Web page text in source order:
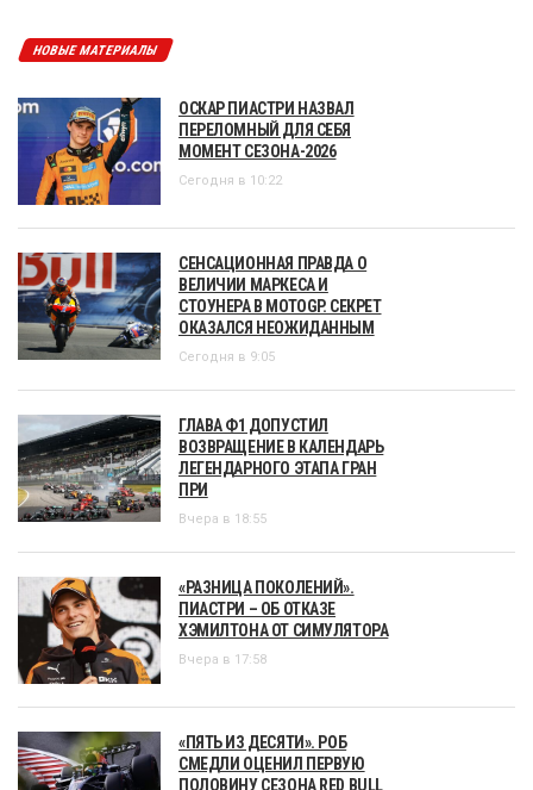
НОВЫЕ МАТЕРИАЛЫ
ОСКАР ПИАСТРИ НАЗВАЛ
ПЕРЕЛОМНЫЙ ДЛЯ СЕБЯ
МОМЕНТ СЕЗОНА-2026
Сегодня в 10:22
СЕНСАЦИОННАЯ ПРАВДА О
ВЕЛИЧИИ МАРКЕСА И
СТОУНЕРА В MOTOGP. СЕКРЕТ
ОКАЗАЛСЯ НЕОЖИДАННЫМ
Сегодня в 9:05
ГЛАВА Ф1 ДОПУСТИЛ
ВОЗВРАЩЕНИЕ В КАЛЕНДАРЬ
ЛЕГЕНДАРНОГО ЭТАПА ГРАН
ПРИ
Вчера в 18:55
«РАЗНИЦА ПОКОЛЕНИЙ».
ПИАСТРИ – ОБ ОТКАЗЕ
ХЭМИЛТОНА ОТ СИМУЛЯТОРА
Вчера в 17:58
«ПЯТЬ ИЗ ДЕСЯТИ». РОБ
СМЕДЛИ ОЦЕНИЛ ПЕРВУЮ
ПОЛОВИНУ СЕЗОНА RED BULL